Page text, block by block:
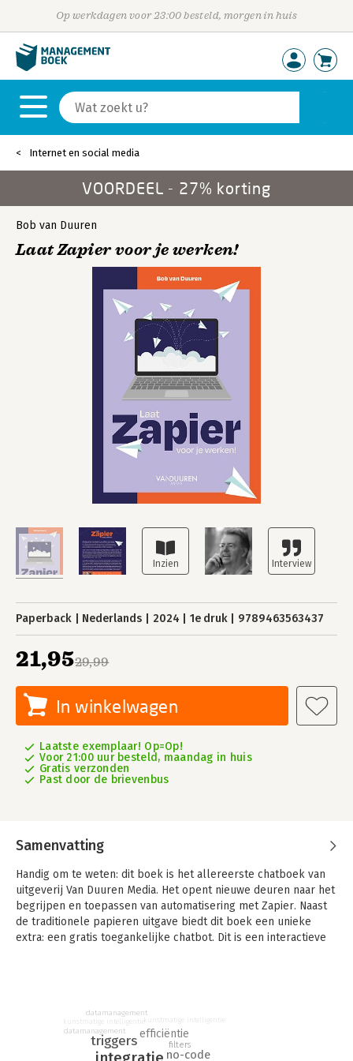
Op werkdagen voor 23:00 besteld, morgen in huis
Internet en social media
VOORDEEL - 27% korting
Bob van Duuren
Laat Zapier voor je werken!
Paperback Nederlands 2024 1e druk 9789463563437
29,99
21,95
In winkelwagen
Laatste exemplaar! Op=Op!
Voor 21:00 uur besteld, maandag in huis
Gratis verzonden
Past door de brievenbus
Samenvatting
Handig om te weten: dit boek is het allereerste chatboek van
uitgeverij Van Duuren Media. Het opent nieuwe deuren naar het
begrijpen en toepassen van automatisering met Zapier. Naast
de traditionele papieren uitgave biedt dit boek een unieke
extra: een gratis toegankelijke chatbot. Dit is een interactieve
je jouw begrip van automatisering naar een nieuw niveau. Het is
niet alleen een boek, maar een interactieve ervaring die je
altijd bij je draagt. Je kunt bijvoorbeeld hoofdstukken laten
integratie
triggersefficiëntie
no-code
filters
datamanagement
kunstmatige intelligentie
datamanagement
kunstmatige intelligentie